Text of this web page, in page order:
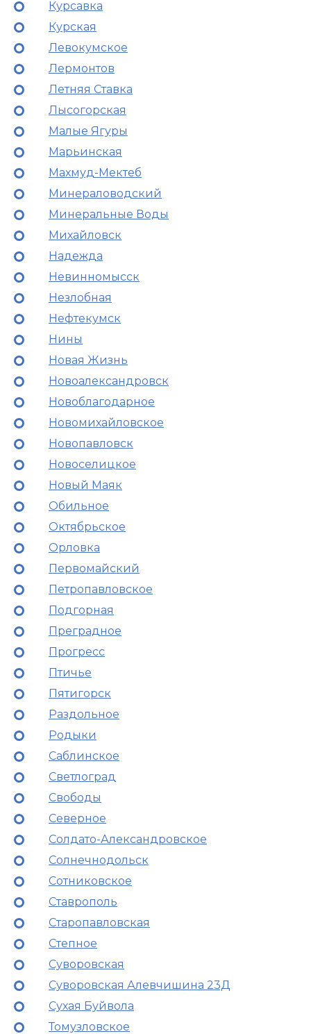
Курсавка
Курская
Левокумское
Лермонтов
Летняя Ставка
Лысогорская
Малые Ягуры
Марьинская
Махмуд-Мектеб
Минераловодский
Минеральные Воды
Михайловск
Надежда
Невинномысск
Незлобная
Нефтекумск
Нины
Новая Жизнь
Новоалександровск
Новоблагодарное
Новомихайловское
Новопавловск
Новоселицкое
Новый Маяк
Обильное
Октябрьское
Орловка
Первомайский
Петропавловское
Подгорная
Преградное
Прогресс
Птичье
Пятигорск
Раздольное
Родыки
Саблинское
Светлоград
Свободы
Северное
Солдато-Александровское
Солнечнодольск
Сотниковское
Ставрополь
Старопавловская
Степное
Суворовская
Суворовская Алевчишина 23Д
Сухая Буйвола
Томузловское